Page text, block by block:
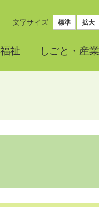
文字サイズ 標準 拡大
福祉 しごと・ 産業